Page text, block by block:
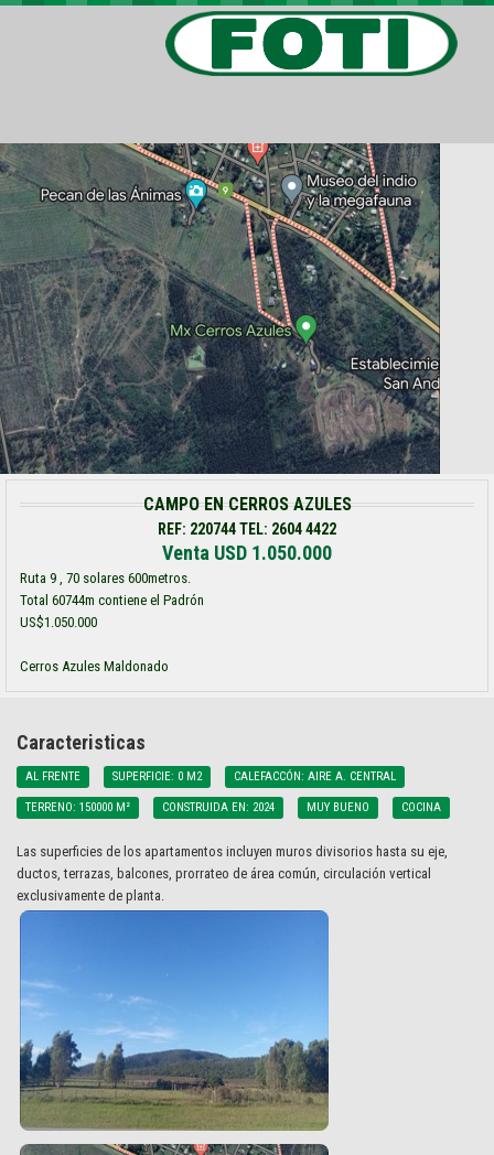
BARRIOS PRIVADOS
VIV. SOCIAL
CONTACTO
CAMPO EN CERROS AZULES
REF: 220744 TEL: 2604 4422
Venta USD 1.050.000
Ruta 9 , 70 solares 600metros.
Total 60744m contiene el Padrón
US$1.050.000
Cerros Azules Maldonado
Caracteristicas
AL FRENTE SUPERFICIE: 0 M2 CALEFACCÓN: AIRE A. CENTRAL
TERRENO: 150000 M² CONSTRUIDA EN: 2024 MUY BUENO COCINA
Las superficies de los apartamentos incluyen muros divisorios hasta su eje,
ductos, terrazas, balcones, prorrateo de área común, circulación vertical
exclusivamente de planta.